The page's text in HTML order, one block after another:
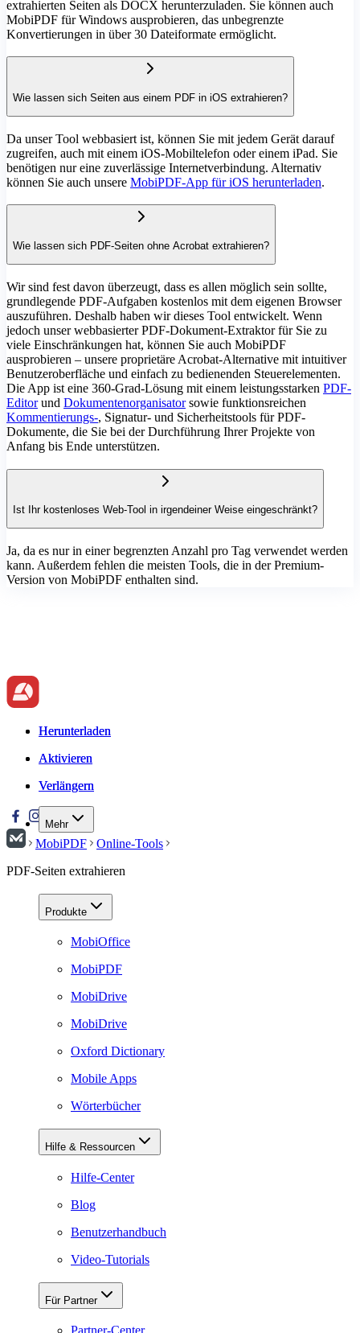
extrahierten Seiten als DOCX herunterzuladen. Sie können auch
MobiPDF für Windows ausprobieren, das unbegrenzte
Konvertierungen in über 30 Dateiformate ermöglicht.
Wie lassen sich Seiten aus einem PDF in iOS extrahieren?
Da unser Tool webbasiert ist, können Sie mit jedem Gerät darauf
zugreifen, auch mit einem iOS-Mobiltelefon oder einem iPad. Sie
benötigen nur eine zuverlässige Internetverbindung. Alternativ
können Sie auch unsere MobiPDF-App für iOS herunterladen.
Wie lassen sich PDF-Seiten ohne Acrobat extrahieren?
Wir sind fest davon überzeugt, dass es allen möglich sein sollte,
grundlegende PDF-Aufgaben kostenlos mit dem eigenen Browser
auszuführen. Deshalb haben wir dieses Tool entwickelt. Wenn
jedoch unser webbasierter PDF-Dokument-Extraktor für Sie zu
viele Einschränkungen hat, können Sie auch MobiPDF
ausprobieren – unsere proprietäre Acrobat-Alternative mit intuitiver
Benutzeroberfläche und einfach zu bedienenden Steuerelementen.
Die App ist eine 360-Grad-Lösung mit einem leistungsstarken PDF-
Editorund Dokumentenorganisatorsowie funktionsreichen
Kommentierungs-, Signatur- und Sicherheitstools für PDF-
Dokumente, die Sie bei der Durchführung Ihrer Projekte von
Anfang bis Ende unterstützen.
Ist Ihr kostenloses Web-Tool in irgendeiner Weise eingeschränkt?
Ja, da es nur in einer begrenzten Anzahl pro Tag verwendet werden
kann. Außerdem fehlen die meisten Tools, die in der Premium-
Version von MobiPDF enthalten sind.
Herunterladen
Aktivieren
Verlängern
Mehr
Herunterladen
Aktivieren
Verlängern
MobiPDF
Online-Tools
PDF-Seiten extrahieren
Produkte
MobiOffice
MobiPDF
MobiDrive
MobiDrive
Oxford Dictionary
Mobile Apps
Wörterbücher
Hilfe & Ressourcen
Hilfe-Center
Blog
Benutzerhandbuch
Video-Tutorials
Für Partner